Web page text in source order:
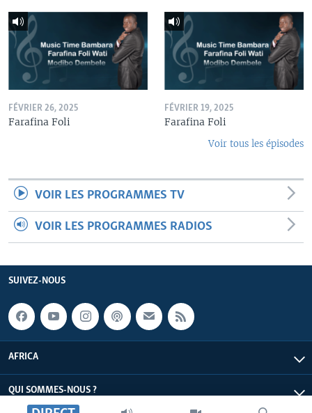
FÉVRIER 26, 2025
Farafina Foli
FÉVRIER 19, 2025
Farafina Foli
Voir tous les épisodes
VOIR LES PROGRAMMES TV
VOIR LES PROGRAMMES RADIOS
SUIVEZ-NOUS
AFRICA
QUI SOMMES-NOUS ?